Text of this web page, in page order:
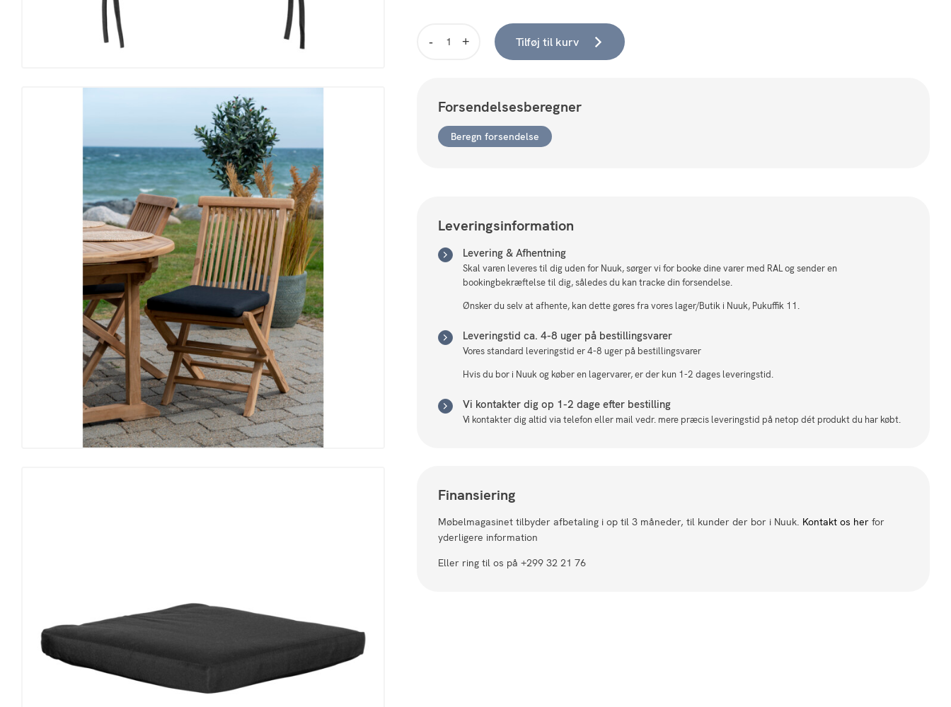
Tilføj til kurv
Forsendelsesberegner
Beregn forsendelse
Leveringsinformation
Levering & Afhentning
Skal varen leveres til dig uden for Nuuk, sørger vi for booke dine varer med RAL og sender en
bookingbekræftelse til dig, således du kan tracke din forsendelse.
Ønsker du selv at afhente, kan dette gøres fra vores lager/Butik i Nuuk, Pukuffik 11.
Leveringstid ca. 4-8 uger på bestillingsvarer
Vores standard leveringstid er 4-8 uger på bestillingsvarer
Hvis du bor i Nuuk og køber en lagervarer, er der kun 1-2 dages leveringstid.
Vi kontakter dig op 1-2 dage efter bestilling
Vi kontakter dig altid via telefon eller mail vedr. mere præcis leveringstid på netop dét produkt du har købt.
Finansiering
Møbelmagasinet tilbyder afbetaling i op til 3 måneder, til kunder der bor i Nuuk. Kontakt os herfor
yderligere information
Eller ring til os på +299 32 21 76